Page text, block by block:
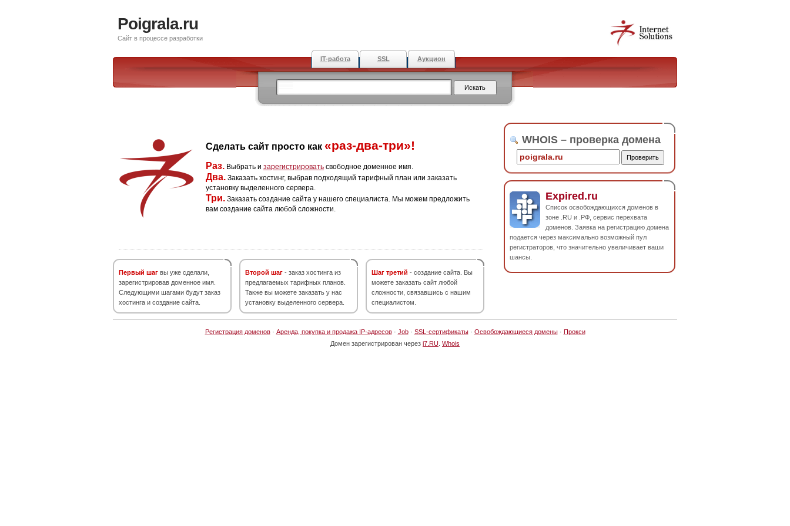
Poigrala.ru
Сайт в процессе разработки
IT-работа SSL Аукцион
Сделать сайт просто как «раз-два-три»!
Раз. Выбрать и зарегистрировать свободное доменное имя.
Два. Заказать хостинг, выбрав подходящий тарифный план или заказать
установку выделенного сервера.
Три. Заказать создание сайта у нашего специалиста. Мы можем предложить
вам создание сайта любой сложности.
Первый шаг вы уже сделали,
зарегистрировав доменное имя.
Следующими шагами будут заказ
хостинга и создание сайта.
Второй шаг - заказ хостинга из
предлагаемых тарифных планов.
Также вы можете заказать у нас
установку выделенного сервера.
Шаг третий - создание сайта. Вы
можете заказать сайт любой
сложности, связавшись с нашим
специалистом.
WHOIS – проверка домена
Expired.ru
Список освобождающихся доменов в
зоне .RU и .РФ, сервис перехвата
доменов. Заявка на регистрацию домена
подается через максимально возможный пул
регистраторов, что значительно увеличивает ваши
шансы.
Регистрация доменов· Аренда, покупка и продажа IP-адресов· Job· SSL-сертификаты· Освобождающиеся домены· Прокси
Домен зарегистрирован через i7.RU Whois